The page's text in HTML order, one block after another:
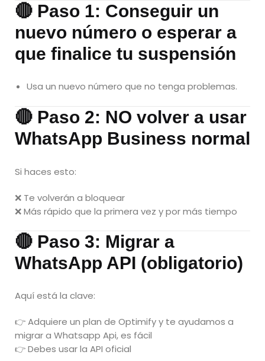
🔴 Paso 1: Conseguir un
nuevo número o esperar a
que finalice tu suspensión
Usa un nuevo número que no tenga problemas.
🔴 Paso 2: NO volver a usar
WhatsApp Business normal
Si haces esto:
❌ Te volverán a bloquear
❌ Más rápido que la primera vez y por más tiempo
🔴 Paso 3: Migrar a
WhatsApp API (obligatorio)
Aquí está la clave:
👉 Adquiere un plan de Optimify y te ayudamos a
migrar a Whatsapp Api, es fácil
👉 Debes usar la API oficial